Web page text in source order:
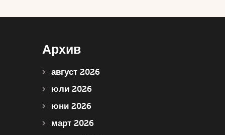
Архив
август 2026
юли 2026
юни 2026
март 2026